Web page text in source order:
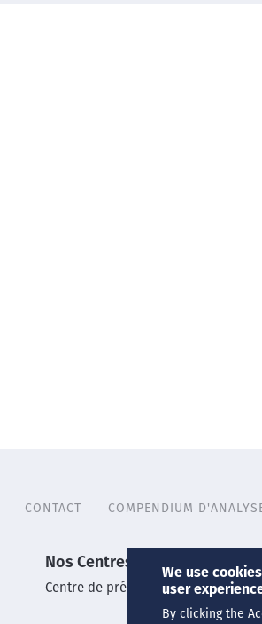
CONTACT COMPENDIUM
Nos Centres
Centre de prélèvements
We use
user
By clicking the